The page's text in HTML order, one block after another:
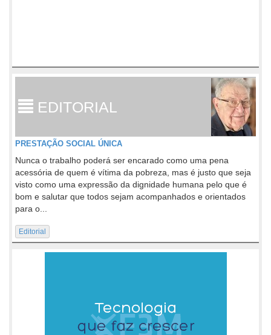
EDITORIAL
PRESTAÇÃO SOCIAL ÚNICA
Nunca o trabalho poderá ser encarado como uma pena
acessória de quem é vítima da pobreza, mas é justo que seja
visto como uma expressão da dignidade humana pelo que é
bom e salutar que todos sejam acompanhados e orientados
para o...
Editorial